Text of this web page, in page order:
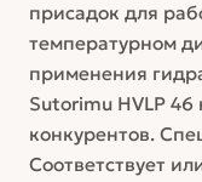
присадок для
температурном
применения
Sutorimu HVLP 46
конкурентов.
Соответствует